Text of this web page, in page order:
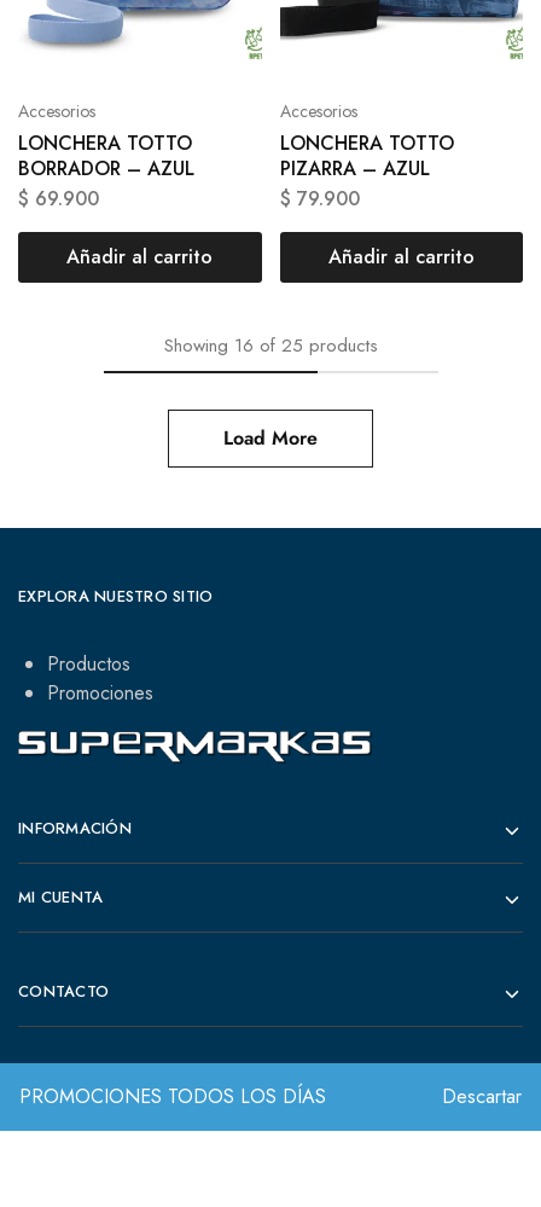
PROMOCIONES TODOS LOS DÍAS Descartar
Accesorios
LONCHERA TOTTO
BORRADOR – AZUL
$ 69.900
Añadir al carrito
Accesorios
LONCHERA TOTTO
PIZARRA – AZUL
$ 79.900
Añadir al carrito
Showing 16 of 25 products
Load More
EXPLORA NUESTRO SITIO
Productos
Promociones
INFORMACIÓN
MI CUENTA
CONTACTO